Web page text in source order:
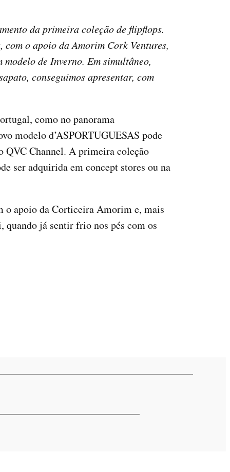
da primeira coleção de flipflops.
o apoio da Amorim Cork Ventures,
de Inverno. Em simultâneo,
conseguimos apresentar, com
como no panorama
modelo d’ASPORTUGUESAS pode
QVC Channel. A primeira coleção
ser adquirida em concept stores ou na
o apoio da Corticeira Amorim e, mais
quando já sentir frio nos pés com os